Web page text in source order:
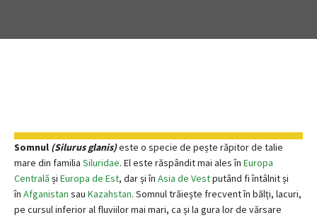
Somnul (Silurus glanis)este o specie de pește răpitor de talie
mare din familia Siluridae. El este răspândit mai ales în Europa
Centrală și Europa de Est, dar și în Asia de Vestputând fi întâlnit și
în Afganistan sau Kazahstan. Somnul trăiește frecvent în bălți, lacuri,
pe cursul inferior al fluviilor mai mari, ca și la gura lor de vărsare